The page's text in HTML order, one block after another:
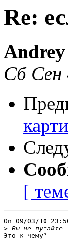
Re:
Сб Сен
[
On 09/03/10
>
Это к чему?